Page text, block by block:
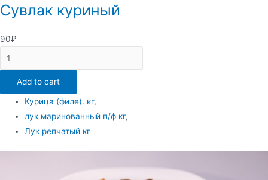
Сувлак куриный
90₽
Сувлак
куриный
quantityAdd to cart
Курица (филе). кг,
лук маринованный п/ф кг,
Лук репчатый кг